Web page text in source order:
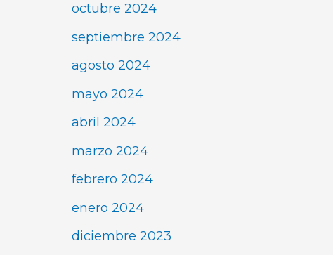
octubre 2024
septiembre 2024
agosto 2024
mayo 2024
abril 2024
marzo 2024
febrero 2024
enero 2024
diciembre 2023